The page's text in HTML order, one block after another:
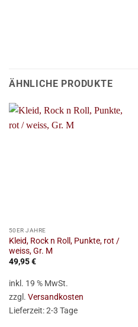
ÄHNLICHE PRODUKTE
50ER JAHRE
Kleid, Rock n Roll, Punkte, rot /
weiss, Gr. M
49,95€
inkl. 19 % MwSt.
zzgl. Versandkosten
Lieferzeit:2-3 Tage